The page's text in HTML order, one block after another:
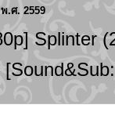
.ศ. 2559
Splinter